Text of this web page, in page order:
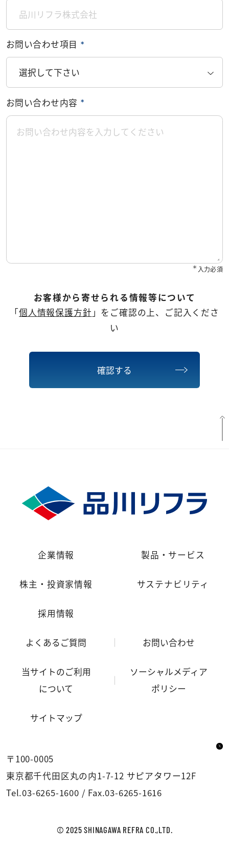
お問い合わせ項目 ＊
お問い合わせ内容 ＊
＊ 入力必須
お客様から寄せられる情報等について
「個人情報保護方針 」をご確認の上、ご記入くださ
い
確認する
企業情報 製品・サービス
株主・投資家情報 サステナビリティ
採用情報
よくあるご質問 お問い合わせ
当サイトのご利用
について
ソーシャルメディア
ポリシー
サイトマップ
〒100-0005
東京都千代田区丸の内1-7-12 サピアタワー12F
Tel.03-6265-1600 / Fax.03-6265-1616
© 2025 SHINAGAWA REFRA CO.,LTD.